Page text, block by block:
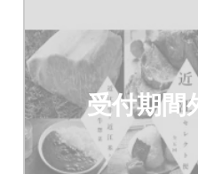
受付期間